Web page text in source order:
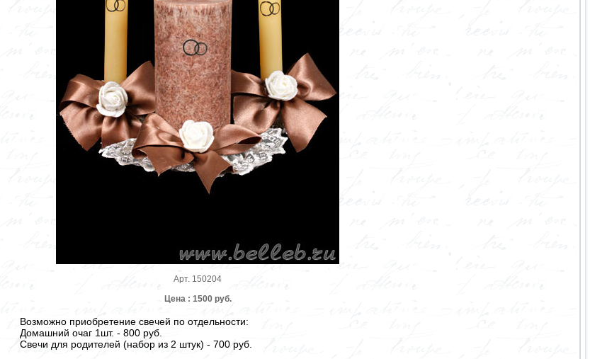
Арт. 150204
Цена : 1500 руб.
Возможно приобретение свечей по отдельности:
Домашний очаг 1шт. - 800 руб.
Свечи для родителей (набор из 2 штук) - 700 руб.